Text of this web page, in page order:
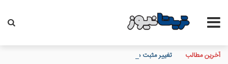
آخرین مطالب تغییر مثبت در عملکرد مالی بانک صادرات ایران/ درآمد عملیاتی 80 درصد رشد کرد